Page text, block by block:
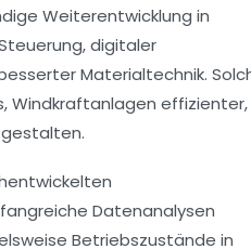
Weiterentwicklung in
digitaler
Materialtechnik.
Windkraftanlagen effizienter,
Datenanalysen
Betriebszustände in